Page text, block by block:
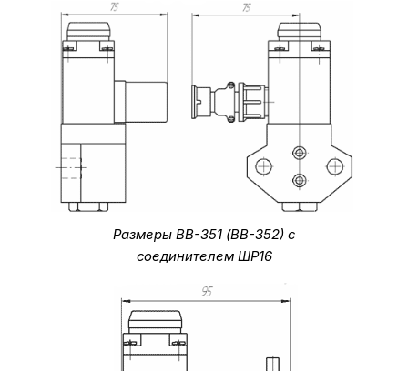
Размеры ВВ-351 (ВВ-352) с
соединителем ШР16